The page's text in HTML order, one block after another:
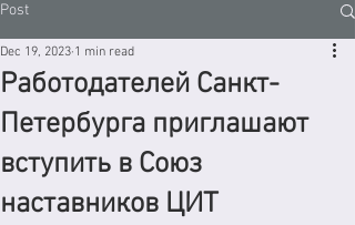
Post
Работодателей Санкт-
Петербурга приглашают
вступить в Союз
наставников ЦИТ
Dec 19, 2023 1 min read